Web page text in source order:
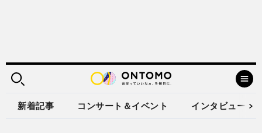
新着記事 コンサート＆イベント インタビュー